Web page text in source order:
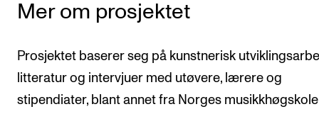
Mer om prosjektet
Prosjektet baserer seg på kunstnerisk
litteratur og intervjuer med utøvere, lærere og
stipendiater, blant annet fra Norges